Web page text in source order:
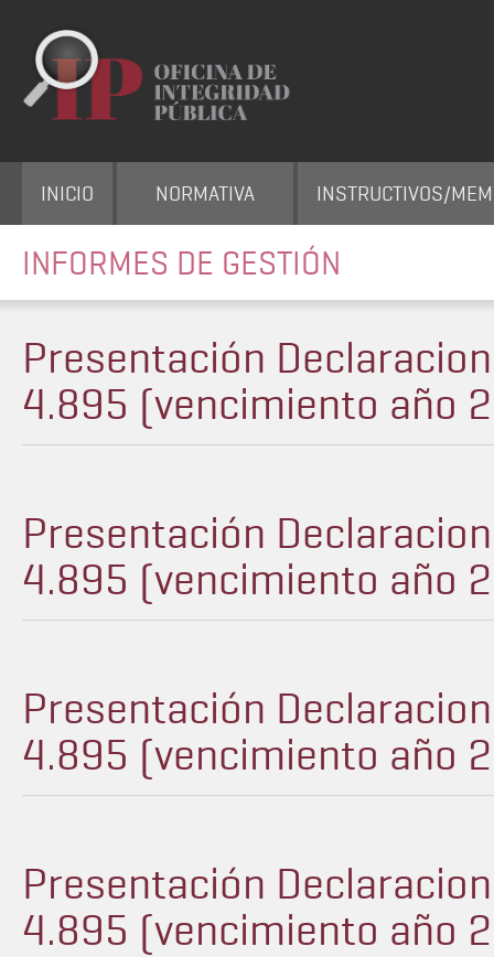
INICIO NORMATIVA INSTRUCTIVOS/
INFORMES DE GESTIÓN
Presentación
4.895 (vencimiento año
Presentación
4.895 (vencimiento año
Presentación
4.895 (vencimiento año
Presentación
4.895 (vencimiento año